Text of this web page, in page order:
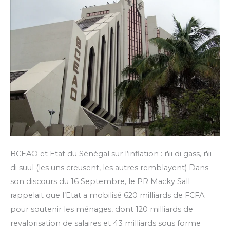
BCEAO et Etat du Sénégal sur l’inflation : ñii di gass, ñii
di suul (les uns creusent, les autres remblayent) Dans
son discours du 16 Septembre, le PR Macky Sall
rappelait que l’Etat a mobilisé 620 milliards de FCFA
pour soutenir les ménages, dont 120 milliards de
revalorisation de salaires et 43 milliards sous forme